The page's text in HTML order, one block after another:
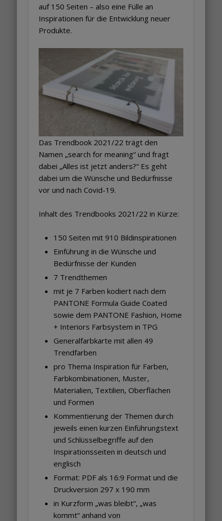
auf 150 Seiten – also eine Fülle an
Inspirationen für die Entwicklung neuer
Produkte.
Das Trendbook 2021/22 trägt den
Namen „search for meaning“ und fragt
dabei „Alles ist jetzt anders?“ Es geht
dabei um die Wünsche und Bedürfnisse
vor und nach Covid-19.
Inhalt des Trendbooks 2021/22 in Kürze:
150 Seiten mit 910 Bildinspirationen
Einführung in die Wünsche und
Bedürfnisse der Kunden
7 Trendthemen
mit je 7 Farben kodiert nach dem
PANTONE Formula Guide Coated
sowie dem PANTONE Fashion, Home
+ Interiors Farbsystem in TPG
Generalfarbkarte mit allen 49
Trendfarben
pro Thema Inspiration für Farben,
Farbkombinationen, Muster,
Materialien, Textilien, Oberflächen
und Formen
Kommentierung der Themen durch
jeweils einen kurzen Einführungstext
und Schlüsselbegriffe auf den
Inspirationsseiten in deutsch und
englisch
Format: PDF als 16:9 Format und die
Druckversion 297 x 190 mm
in Kurzform „was bleibt“, „was
kommt“ anhand von